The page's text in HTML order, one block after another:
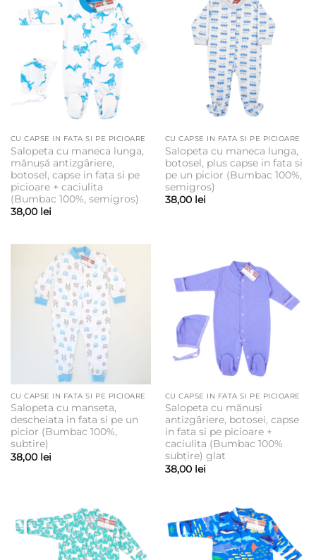
CU CAPSE IN FATA SI PE PICIOARE
Salopeta cu maneca lunga,
mănușă antizgâriere,
botosel, capse in fata si pe
picioare + caciulita
(Bumbac 100%, semigros)
38,00 lei
CU CAPSE IN FATA SI PE PICIOARE
Salopeta cu maneca lunga,
botosel, plus capse in fata si
pe un picior (Bumbac 100%,
semigros)
38,00 lei
CU CAPSE IN FATA SI PE PICIOARE
Salopeta cu manseta,
descheiata in fata si pe un
picior (Bumbac 100%,
subtire)
38,00 lei
CU CAPSE IN FATA SI PE PICIOARE
Salopeta cu mănuși
antizgâriere, botosei, capse
in fata si pe picioare +
caciulita (Bumbac 100%
subțire) glat
38,00 lei